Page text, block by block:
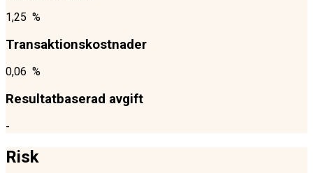
1,25 %
Transaktionskostnader
0,06 %
Resultatbaserad avgift
-
Risk